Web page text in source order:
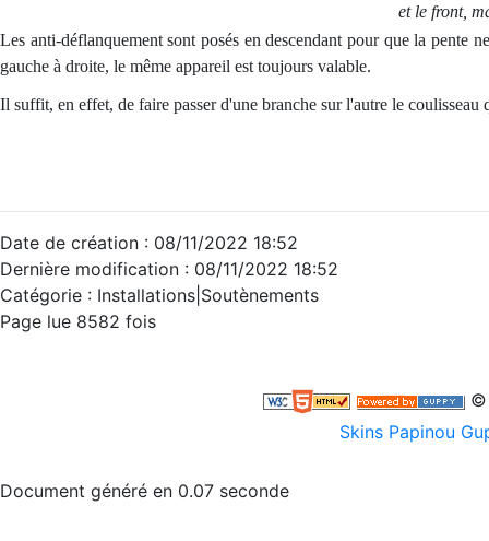
et le front,
Les anti-déflanquement sont posés en descendant pour que la pente
gauche à droite, le même appareil est toujours valable.
Il suffit, en effet, de faire passer d'une branche sur l'autre le
Date de création : 08/11/2022 18:52
Dernière modification : 08/11/2022 18:52
Catégorie : Installations| Soutènements
Page lue 8582 fois
©
Skins Papinou
Document généré en 0.07 seconde